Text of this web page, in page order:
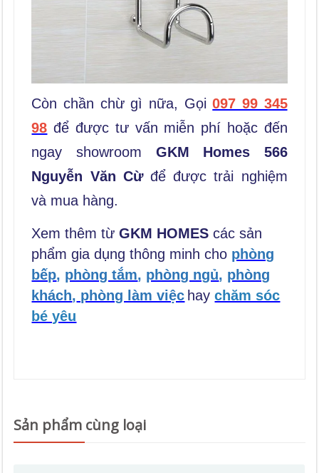
Còn chần chừ gì nữa, Gọi097 99 345
98 để được tư vấn miễn phí hoặc đến
ngay showroom GKM Homes 566
Nguyễn Văn Cừđể được trải nghiệm
và mua hàng.
Xem thêm từGKM HOMES các sản
phẩm gia dụng thông minh cho phòng
bếp, phòng tắm, phòng ngủ, phòng
khách, phòng làm việc haychăm sóc
bé yêu
Sản phẩm cùng loại